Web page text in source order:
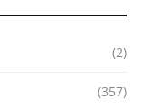
(2)
(357)